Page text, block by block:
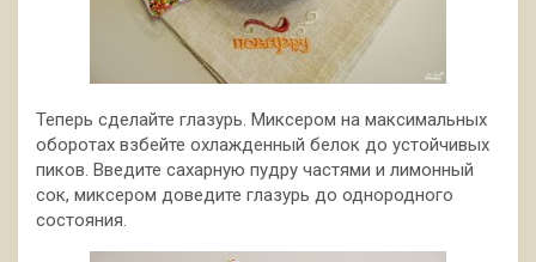
Теперь сделайте глазурь. Миксером на максимальных
оборотах взбейте охлажденный белок до устойчивых
пиков. Введите сахарную пудру частями и лимонный
сок, миксером доведите глазурь до однородного
состояния.